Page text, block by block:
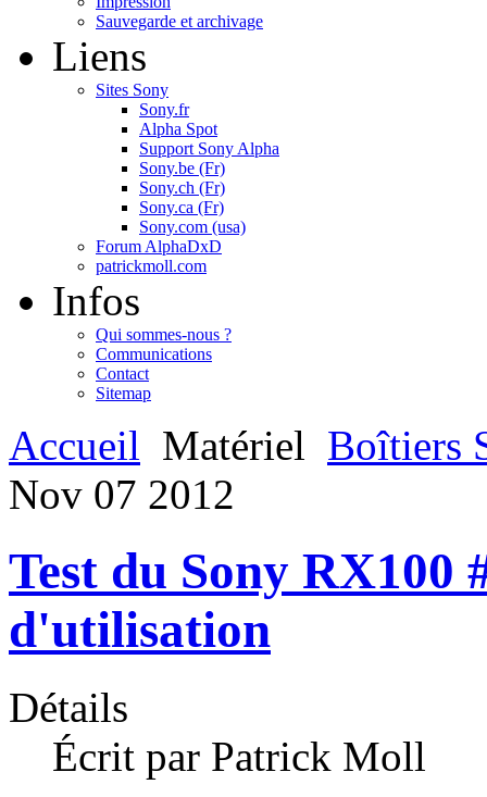
Sauvegarde et archivage
Liens
Sites Sony
Sony.fr
Alpha Spot
Support Sony Alpha
Sony.be (Fr)
Sony.ch (Fr)
Sony.ca (Fr)
Sony.com (usa)
Forum AlphaDxD
patrickmoll.com
Infos
Qui sommes-nous ?
Communications
Contact
Sitemap
Accueil Matériel Boîtiers
Nov 07 2012
Test du Sony RX100
d'utilisation
Détails
Écrit par Patrick Moll